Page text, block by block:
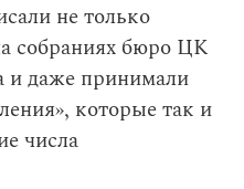
не только
собраниях бюро ЦК
и даже принимали
которые так и
числа